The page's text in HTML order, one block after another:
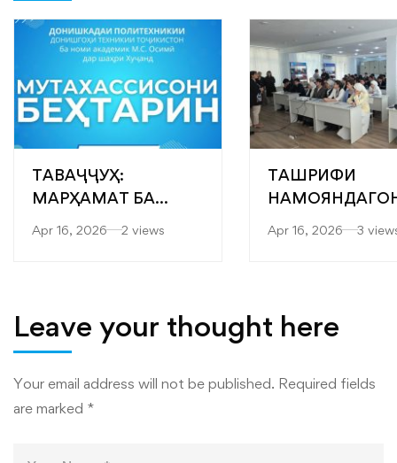
ТАВАҶҶУҲ:
МАРҲАМАТ БА
ЯРМАРКАИ
Apr 16, 2026 2 views
ТАШРИФИ
“САРОБ” БА
РАҚАМИИ
Apr 16, 2026 3
Leave your thought here
Your email address will not be published. Required fields
are marked *